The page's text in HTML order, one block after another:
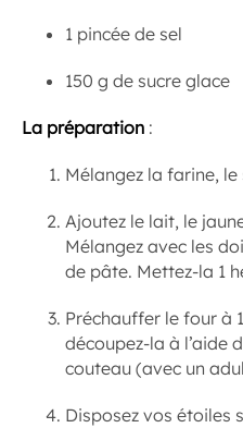
1 pincée de sel
150 g de sucre glace
La préparation :
Mélangez la farine,
Ajoutez le lait, le
Mélangez avec les
de pâte. Mettez-la 1
Préchauffer le four à
découpez-la à l’aide
couteau (avec un
Disposez vos étoiles